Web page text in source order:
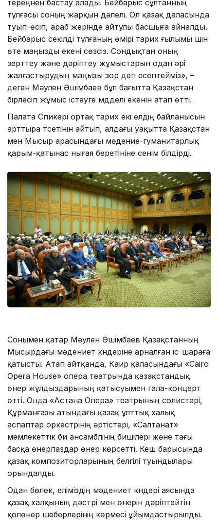
тереңнен бастау алады. Бейбарыс сұлтанның
тұлғасы соның жарқын дәлелі. Ол қазақ даласында
туып-өсіп, араб жерінде айтулы басшыға айналды.
Бейбарыс секілді тұлғаның өмірі тарих ғылымы үшін
өте маңызды екені сөзсіз. Сондықтан оның
зерттеу және дәріптеу жұмыстарын одан әрі
жалғастырудың маңызы зор деп есептейміз», –
деген Мәулен Әшімбаев бұл бағытта Қазақстан
бірлесіп жұмыс істеуге мүдделі екенін атап өтті.
Палата Спикері ортақ тарих екі елдің байланысын
арттыра түсетінін айтып, алдағы уақытта Қазақстан
мен Мысыр арасындағы мәдение-гуманитарлық
қарым-қатынас нығая беретініне сенім білдірді.
Сонымен қатар Мәулен Әшімбаев Қазақстанның
Мысырдағы мәдениет күндеріне арналған іс-шараға
қатысты. Атап айтқанда, Каир қаласындағы «Cairo
Opera House» опера театрында қазақстандық
өнер жұлдыздарының қатысуымен гала-концерт
өтті. Онда «Астана Опера» театрының солистері,
Құрманғазы атындағы қазақ ұлттық халық
аспаптар оркестрінің әртістері, «Салтанат»
мемлекеттік би ансамблінің бишілері және тағы
басқа өнерпаздар өнер көрсетті. Кеш барысында
қазақ композиторларының белгілі туындылары
орындалды.
Одан бөлек, еліміздің мәдениет күндері аясында
қазақ халқының дәстүрі мен өнерін дәріптейтін
қолөнер шеберлерінің көрмесі ұйымдастырылды.